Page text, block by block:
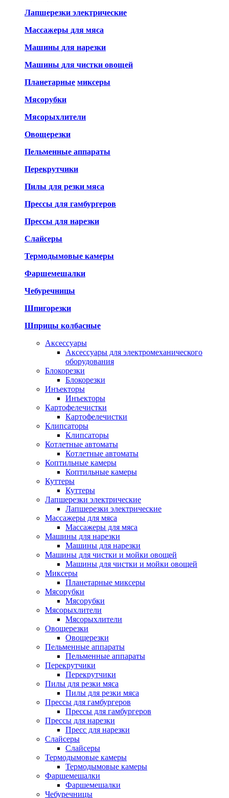
Лапшерезки электрические
Массажеры для мяса
Машины для нарезки
Машины для чистки овощей
Планетарные миксеры
Мясорубки
Мясорыхлители
Овощерезки
Пельменные аппараты
Перекрутчики
Пилы для резки мяса
Прессы для гамбургеров
Прессы для нарезки
Слайсеры
Термодымовые камеры
Фаршемешалки
Чебуречницы
Шпигорезки
Шприцы колбасные
Аксессуары
Аксессуары для электромеханического
оборудования
Блокорезки
Блокорезки
Инъекторы
Инъекторы
Картофелечистки
Картофелечистки
Клипсаторы
Клипсаторы
Котлетные автоматы
Котлетные автоматы
Коптильные камеры
Коптильные камеры
Куттеры
Куттеры
Лапшерезки электрические
Лапшерезки электрические
Массажеры для мяса
Массажеры для мяса
Машины для нарезки
Машины для нарезки
Машины для чистки и мойки овощей
Машины для чистки и мойки овощей
Миксеры
Планетарные миксеры
Мясорубки
Мясорубки
Мясорыхлители
Мясорыхлители
Овощерезки
Овощерезки
Пельменные аппараты
Пельменные аппараты
Перекрутчики
Перекрутчики
Пилы для резки мяса
Пилы для резки мяса
Прессы для гамбургеров
Прессы для гамбургеров
Прессы для нарезки
Пресс для нарезки
Слайсеры
Слайсеры
Термодымовые камеры
Термодымовые камеры
Фаршемешалки
Фаршемешалки
Чебуречницы